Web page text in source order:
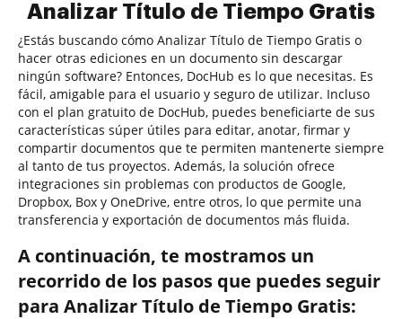
Analizar Título de Tiempo Gratis
¿Estás buscando cómo Analizar Título de Tiempo Gratis o
hacer otras ediciones en un documento sin descargar
ningún software? Entonces, DocHub es lo que necesitas. Es
fácil, amigable para el usuario y seguro de utilizar. Incluso
con el plan gratuito de DocHub, puedes beneficiarte de sus
características súper útiles para editar, anotar, firmar y
compartir documentos que te permiten mantenerte siempre
al tanto de tus proyectos. Además, la solución ofrece
integraciones sin problemas con productos de Google,
Dropbox, Box y OneDrive, entre otros, lo que permite una
transferencia y exportación de documentos más fluida.
A continuación, te mostramos un
recorrido de los pasos que puedes seguir
para Analizar Título de Tiempo Gratis: